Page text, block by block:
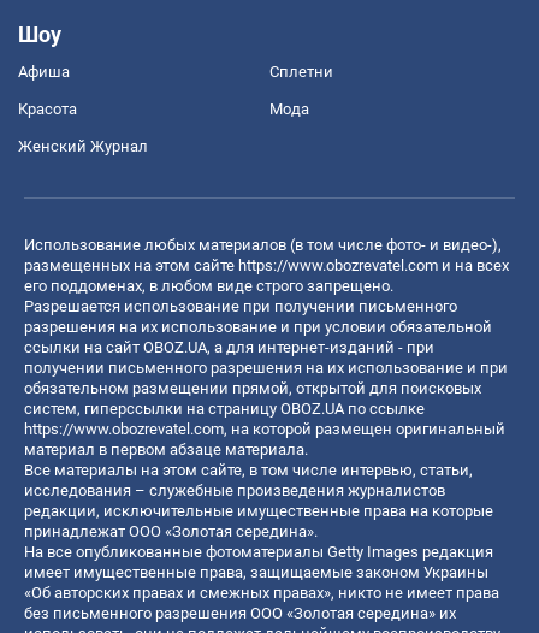
Шоу
Афиша Сплетни
Красота Мода
Женский Журнал
Использование любых материалов (в том числе фото- и видео-),
размещенных на этом сайте https://www.obozrevatel.com и на всех
его поддоменах, в любом виде строго запрещено.
Разрешается использование при получении письменного
разрешения на их использование и при условии обязательной
ссылки на сайт OBOZ.UA, а для интернет-изданий - при
получении письменного разрешения на их использование и при
обязательном размещении прямой, открытой для поисковых
систем, гиперссылки на страницу OBOZ.UA по ссылке
https://www.obozrevatel.com, на которой размещен оригинальный
материал в первом абзаце материала.
Все материалы на этом сайте, в том числе интервью, статьи,
исследования – служебные произведения журналистов
редакции, исключительные имущественные права на которые
принадлежат ООО «Золотая середина».
На все опубликованные фотоматериалы Getty Images редакция
имеет имущественные права, защищаемые законом Украины
«Об авторских правах и смежных правах», никто не имеет права
без письменного разрешения ООО «Золотая середина» их